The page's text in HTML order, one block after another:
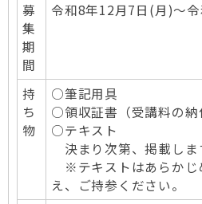
募
集
期
間
令和8年12月7日(月)～
持
ち
物
○筆記用具
○領収証書（受講料の納
○テキスト
決まり次第、掲載しま
※テキストはあらかじ
え、ご持参ください。